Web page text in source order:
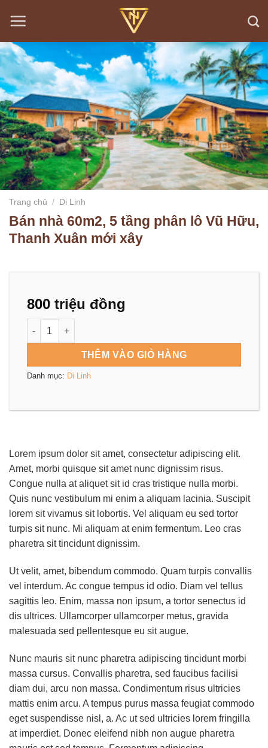
qua
dung
Trang chủ / Di Linh
Bán nhà 60m2, 5 tầng phân lô Vũ Hữu,
Thanh Xuân mới xây
800 triệu đồng
Bán nhà 60m2, 5 tầng phân lô Vũ Hữu, Thanh Xuân mới
THÊM VÀO GIỎ HÀNG
Danh mục: Di Linh
Lorem ipsum dolor sit amet, consectetur adipiscing elit.
Amet, morbi quisque sit amet nunc dignissim risus.
Congue nulla at aliquet sit id cras tristique nulla morbi.
Quis nunc vestibulum mi enim a aliquam lacinia. Suscipit
lorem sit vivamus sit lobortis. Vel aliquam eu sed tortor
turpis sit nunc. Mi aliquam at enim fermentum. Leo cras
pharetra sit tincidunt dignissim.
Ut velit, amet, bibendum commodo. Quam turpis convallis
vel interdum. Ac congue tempus id odio. Diam vel tellus
sagittis leo. Enim, massa non ipsum, a tortor senectus id
dis ultrices. Ullamcorper ullamcorper metus, gravida
malesuada sed pellentesque eu sit augue.
Nunc mauris sit nunc pharetra adipiscing tincidunt morbi
massa cursus. Convallis pharetra, sed faucibus facilisi
diam dui, arcu non massa. Condimentum risus ultricies
mattis enim arcu. A tempus purus massa feugiat commodo
eget suspendisse nisl, a. Ac ut sed ultricies lorem fringilla
at imperdiet. Donec eleifend nibh non augue pharetra